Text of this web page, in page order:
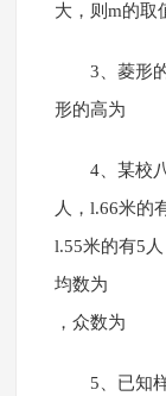
大，则m的
3、菱形
形的高
4、某校
人，l.66米的
l.55米的有5
均数为
，众数
5、已知